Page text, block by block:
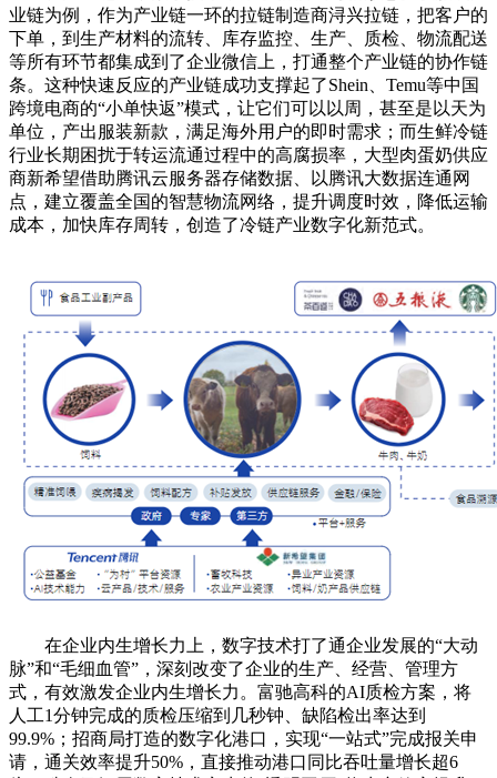
业链为例，作为产业链一环的拉链制造商浔兴拉链，把客户的
下单，到生产材料的流转、库存监控、生产、质检、物流配送
等所有环节都集成到了企业微信上，打通整个产业链的协作链
条。这种快速反应的产业链成功支撑起了Shein、Temu等中国
跨境电商的“小单快返”模式，让它们可以以周，甚至是以天为
单位，产出服装新款，满足海外用户的即时需求；而生鲜冷链
行业长期困扰于转运流通过程中的高腐损率，大型肉蛋奶供应
商新希望借助腾讯云服务器存储数据、以腾讯大数据连通网
点，建立覆盖全国的智慧物流网络，提升调度时效，降低运输
成本，加快库存周转，创造了冷链产业数字化新范式。
在企业内生增长力上，数字技术打了通企业发展的“大动
脉”和“毛细血管”，深刻改变了企业的生产、经营、管理方
式，有效激发企业内生增长力。富驰高科的AI质检方案，将
人工1分钟完成的质检压缩到几秒钟、缺陷检出率达到
99.9%；招商局打造的数字化港口，实现“一站式”完成报关申
请，通关效率提升50%，直接推动港口同比吞吐量增长超6